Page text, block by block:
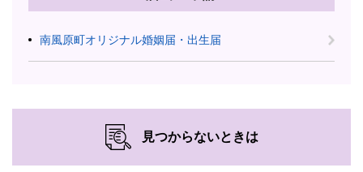
南風原町オリジナル婚姻届・出生届
見つからないときは